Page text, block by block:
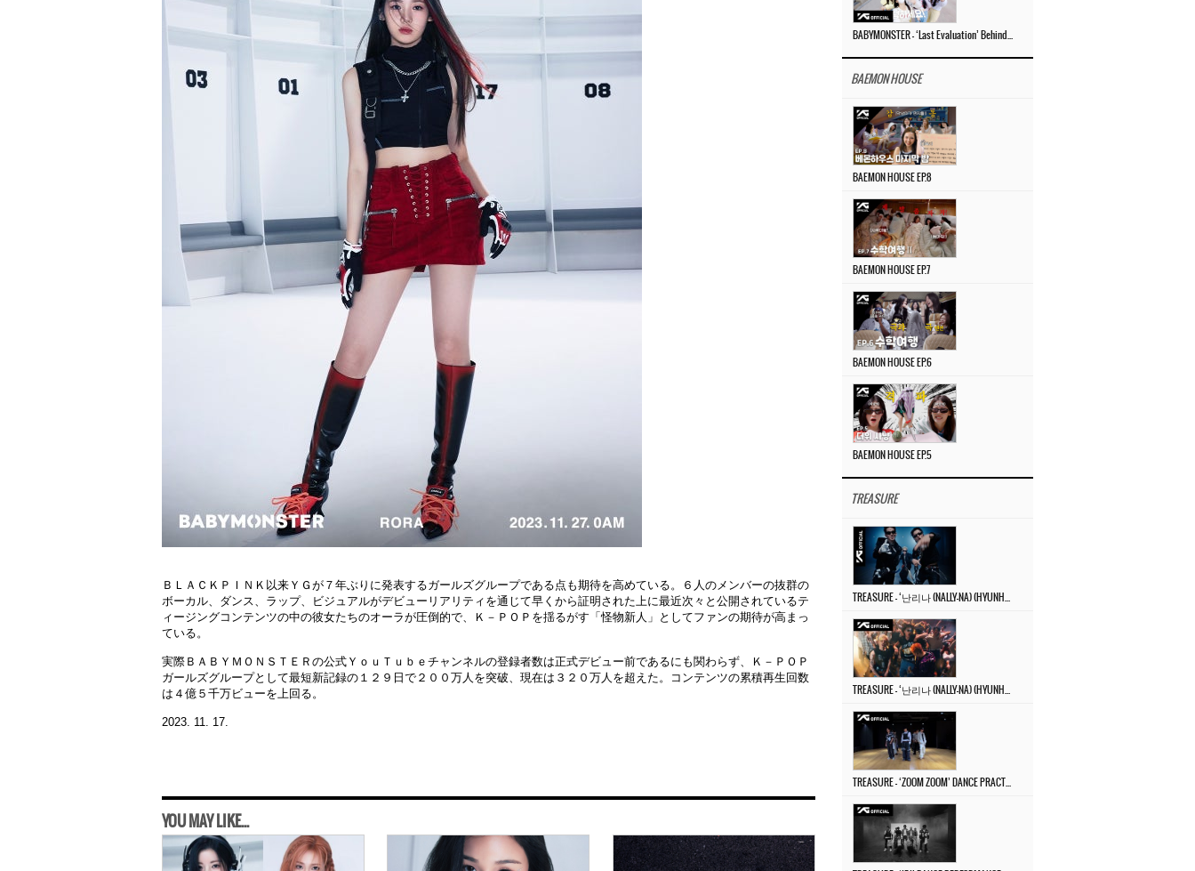
ＢＬＡＣＫＰＩＮＫ以来ＹＧが７年ぶりに発表するガールズグループである点も期待を高めている。６人のメンバーの抜群の
ボーカル、ダンス、ラップ、ビジュアルがデビューリアリティを通じて早くから証明された上に最近次々と公開されているテ
ィージングコンテンツの中の彼女たちのオーラが圧倒的で、Ｋ－ＰＯＰを揺るがす「怪物新人」としてファンの期待が高まっ
ている。
実際ＢＡＢＹＭＯＮＳＴＥＲの公式ＹｏｕＴｕｂｅチャンネルの登録者数は正式デビュー前であるにも関わらず、Ｋ－ＰＯＰ
ガールズグループとして最短新記録の１２９日で２００万人を突破、現在は３２０万人を超えた。コンテンツの累積再生回数
は４億５千万ビューを上回る。
2023. 11. 17.
YOU MAY LIKE...
BAEMON HOUSE
BAEMON HOUSE EP.8
BAEMON HOUSE EP.7
BAEMON HOUSE EP.6
BAEMON HOUSE EP.5
TREASURE